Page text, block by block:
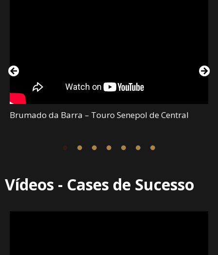
Brumado da Barra – Touro Senepol de Central
Vídeos - Cases de Sucesso